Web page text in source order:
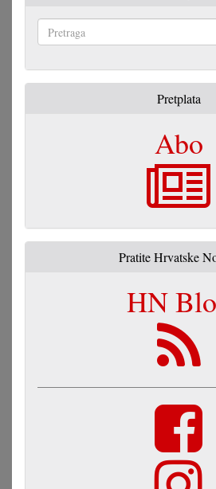
Pretplata
Abo
Pratite Hrvatske
HN